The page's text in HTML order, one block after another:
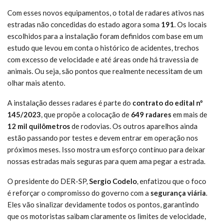
Com esses novos equipamentos, o total de radares ativos nas
estradas não concedidas do estado agora soma 191. Os locais
escolhidos para a instalação foram definidos com base em um
estudo que levou em conta o histórico de acidentes, trechos
com excesso de velocidade e até áreas onde há travessia de
animais. Ou seja, são pontos que realmente necessitam de um
olhar mais atento.
A instalação desses radares é parte do contrato do edital nº
145/2023, que propõe a colocação de 649 radaresem mais de
12 mil quilômetrosde rodovias. Os outros aparelhos ainda
estão passando por testes e devem entrar em operação nos
próximos meses. Isso mostra um esforço contínuo para deixar
nossas estradas mais seguras para quem ama pegar a estrada.
O presidente do DER-SP,Sergio Codelo, enfatizou que o foco
é reforçar o compromisso do governo com a segurança viária.
Eles vão sinalizar devidamente todos os pontos, garantindo
que os motoristas saibam claramente os limites de velocidade,